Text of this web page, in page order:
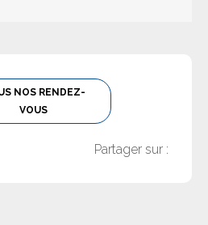
NOS RENDEZ-
VOUS
Partager sur :